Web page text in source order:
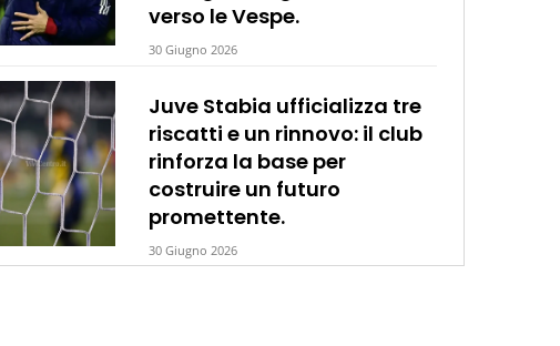
verso le Vespe.
30 Giugno 2026
Juve Stabia ufficializza tre
riscatti e un rinnovo: il club
rinforza la base per
costruire un futuro
promettente.
30 Giugno 2026